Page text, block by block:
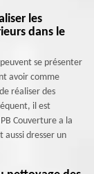
les
dans le
se présenter
avoir comme
réaliser des
il est
Couverture a la
dresser un